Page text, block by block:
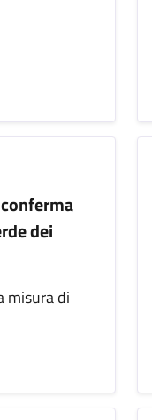
dei
misura di